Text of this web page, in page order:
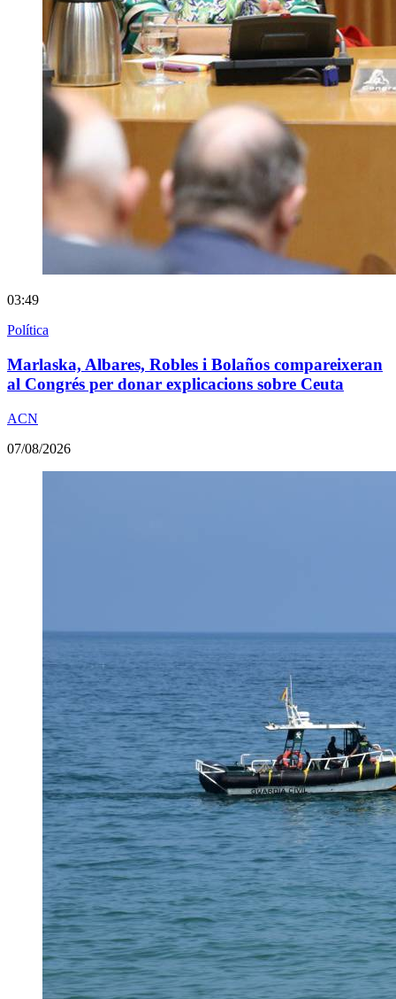
03:49
Política
Marlaska, Albares, Robles i Bolaños compareixeran
al Congrés per donar explicacions sobre Ceuta
ACN
07/08/2026